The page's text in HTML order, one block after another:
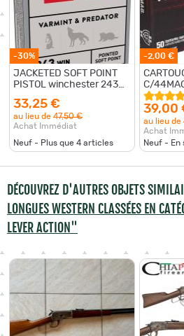
-30%
JACKETED SOFT POINT
PISTOL winchester 243
gr
33,25 €
au lieu de 47,50 €
Achat Immédiat
Neuf - Plus que 4 articles
-2,00 €
C/
39,00
au lieu de
Achat
Neuf - En
DÉCOUVREZ D'AUTRES OBJETS
LONGUES WESTERN CLASSÉES EN
LEVER ACTION"